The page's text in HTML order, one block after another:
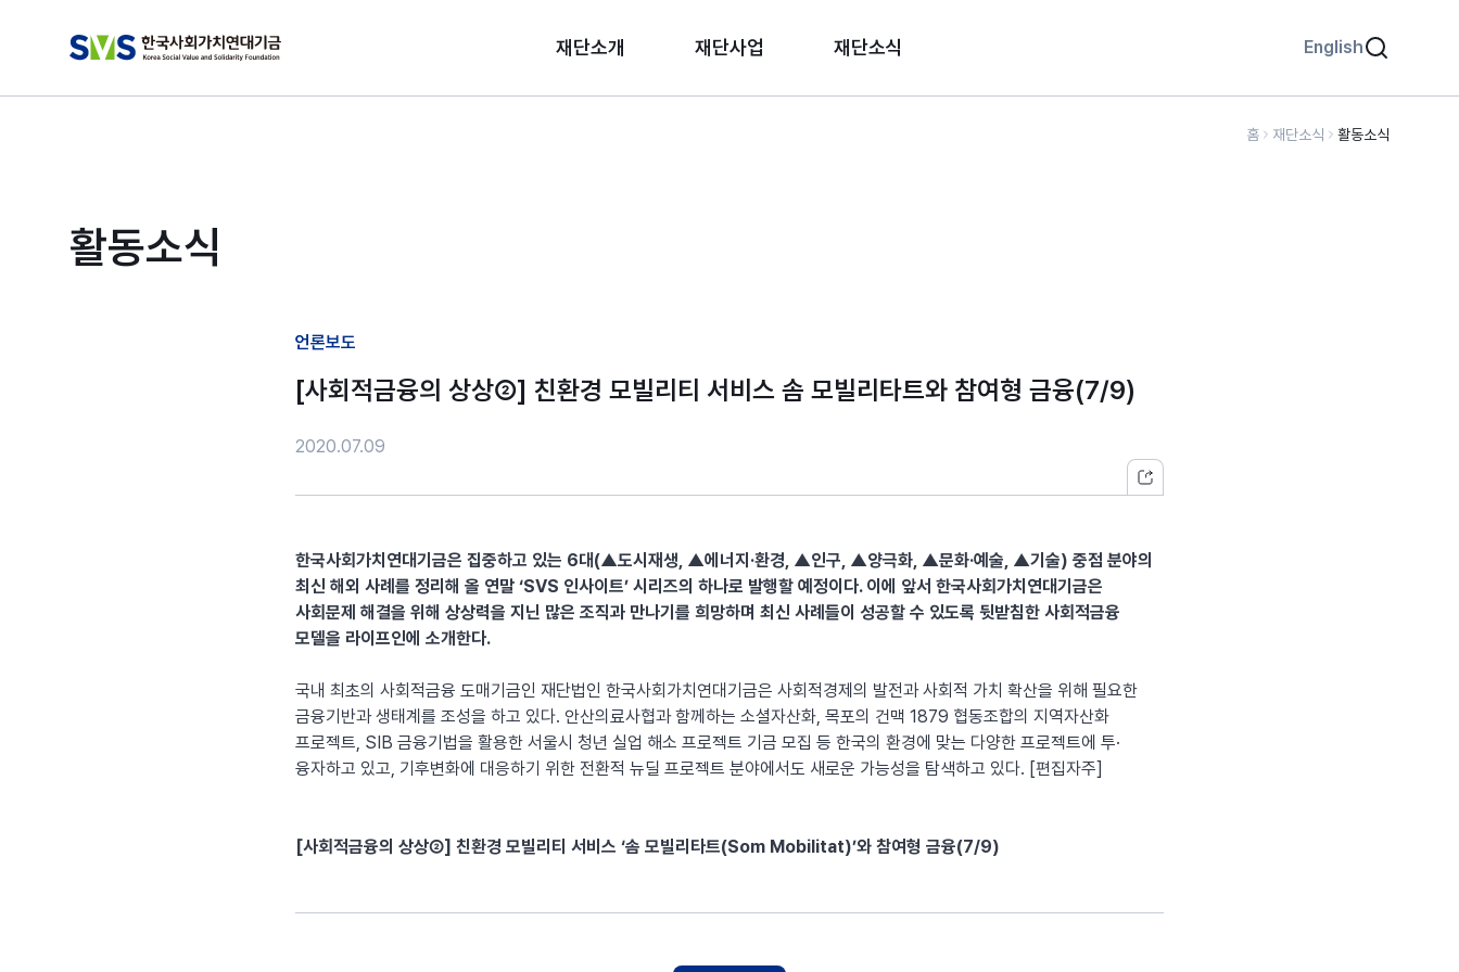
재단소개 재단사업 재단소식 English
홈 재단소식 활동소식
활동소식
언론보도
[사회적금융의 상상②] 친환경 모빌리티 서비스 솜 모빌리타트와 참여형 금융(7/9)
2020.07.09
한국사회가치연대기금은 집중하고 있는 6대(▲도시재생, ▲에너지·환경, ▲인구, ▲양극화, ▲문화·예술, ▲기술) 중점 분야의
최신 해외 사례를 정리해 올 연말 ‘SVS 인사이트’ 시리즈의 하나로 발행할 예정이다. 이에 앞서 한국사회가치연대기금은
사회문제 해결을 위해 상상력을 지닌 많은 조직과 만나기를 희망하며 최신 사례들이 성공할 수 있도록 뒷받침한 사회적금융
모델을 라이프인에 소개한다.
국내 최초의 사회적금융 도매기금인 재단법인 한국사회가치연대기금은 사회적경제의 발전과 사회적 가치 확산을 위해 필요한
금융기반과 생태계를 조성을 하고 있다. 안산의료사협과 함께하는 소셜자산화, 목포의 건맥 1879 협동조합의 지역자산화
프로젝트, SIB 금융기법을 활용한 서울시 청년 실업 해소 프로젝트 기금 모집 등 한국의 환경에 맞는 다양한 프로젝트에 투·
융자하고 있고, 기후변화에 대응하기 위한 전환적 뉴딜 프로젝트 분야에서도 새로운 가능성을 탐색하고 있다. [편집자주]
[사회적금융의 상상②] 친환경 모빌리티 서비스 ‘솜 모빌리타트(Som Mobilitat)’와 참여형 금융(7/9)